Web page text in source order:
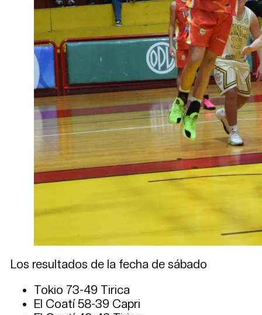
Los resultados de la fecha de sábado
Tokio 73-49 Tirica
El Coatí 58-39 Capri